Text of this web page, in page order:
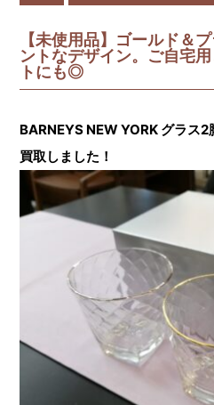
【未使用品】ゴールド＆
ントなデザイン。ご自宅
トにも◎
BARNEYS NEW YORK グラス2
買取しました！